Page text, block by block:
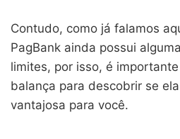
Contudo, como já falamos
PagBank ainda possui
limites, por isso, é
balança para descobrir se
vantajosa para você.